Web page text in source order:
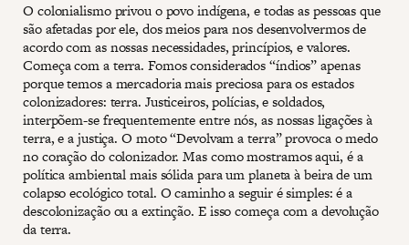
O colonialismo privou o povo indígena, e todas as pessoas que
são afetadas por ele, dos meios para nos desenvolvermos de
acordo com as nossas necessidades, princípios, e valores.
Começa com a terra. Fomos considerados “índios” apenas
porque temos a mercadoria mais preciosa para os estados
colonizadores: terra. Justiceiros, polícias, e soldados,
interpõem-se frequentemente entre nós, as nossas ligações à
terra, e a justiça. O moto “Devolvam a terra” provoca o medo
no coração do colonizador. Mas como mostramos aqui, é a
política ambiental mais sólida para um planeta à beira de um
colapso ecológico total. O caminho a seguir é simples: é a
descolonização ou a extinção. E isso começa com a devolução
da terra.